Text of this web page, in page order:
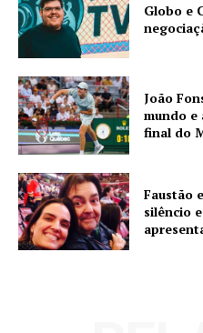
Globo e
João
mundo e
final do
Faustão
silêncio